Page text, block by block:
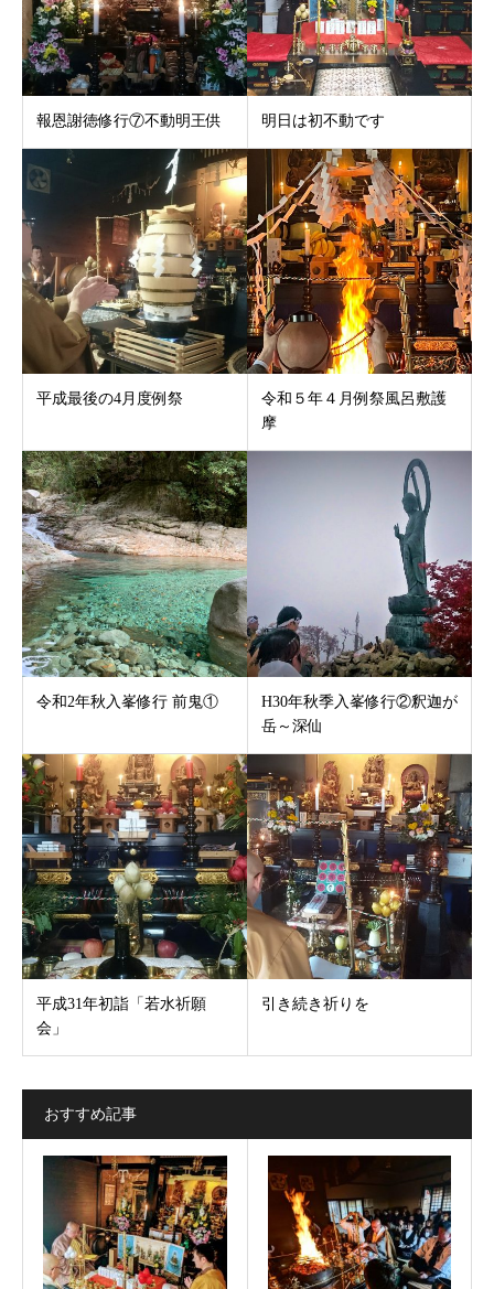
報恩謝徳修行⑦不動明王供 明日は初不動です
平成最後の4月度例祭
令和５年４月例祭風呂敷護
摩
令和2年秋入峯修行 前鬼①
H30年秋季入峯修行②釈迦が
岳～深仙
平成31年初詣「若水祈願
会」
引き続き祈りを
おすすめ記事